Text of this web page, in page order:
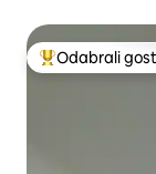
Među najviše
Odabrali